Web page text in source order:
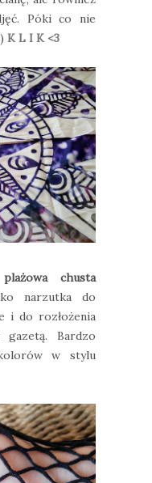
Póki co nie
K L I K <3
chusta
narzutka do
i do rozłożenia
Bardzo
w stylu